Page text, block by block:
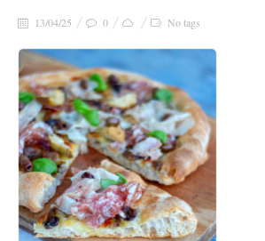
13/04/25 0 No tags